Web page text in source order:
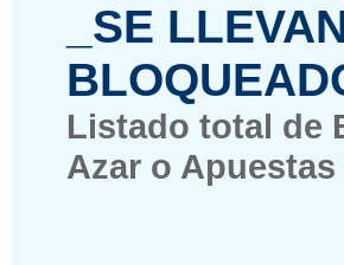
_SE
Listado total de
Azar o